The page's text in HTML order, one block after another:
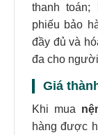
thanh toán;
phiếu bảo
đầy đủ và
đa cho
Giá
Khi mua
hàng được